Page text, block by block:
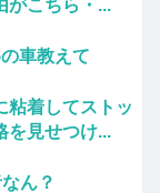
がこちら・...
車教えて
粘着してストッ
を見せつけ...
ん？